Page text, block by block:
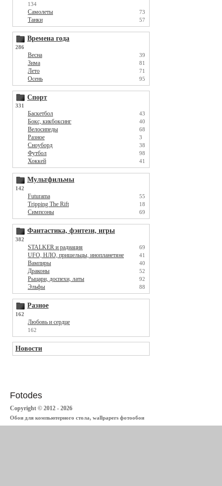
134
Самолеты 73
Танки 57
Времена года
286
Весна 39
Зима 81
Лето 71
Осень 95
Спорт
331
Баскетбол 43
Бокс, кикбоксинг 40
Велосипеды 68
Разное 3
Сноуборд 38
Футбол 98
Хоккей 41
Мультфильмы
142
Futurama 55
Tripping The Rift 18
Симпсоны 69
Фантастика, фэнтези, игры
382
STALKER и радиация 69
UFO, НЛО, пришельцы, инопланетяне 41
Вампиры 40
Драконы 52
Рыцари, доспехи, латы 92
Эльфы 88
Разное
162
Любовь и сердце
162
Новости
Fotodes
Copyright © 2012 - 2026
Обои для компьютерного стола, wallpapers фотообои